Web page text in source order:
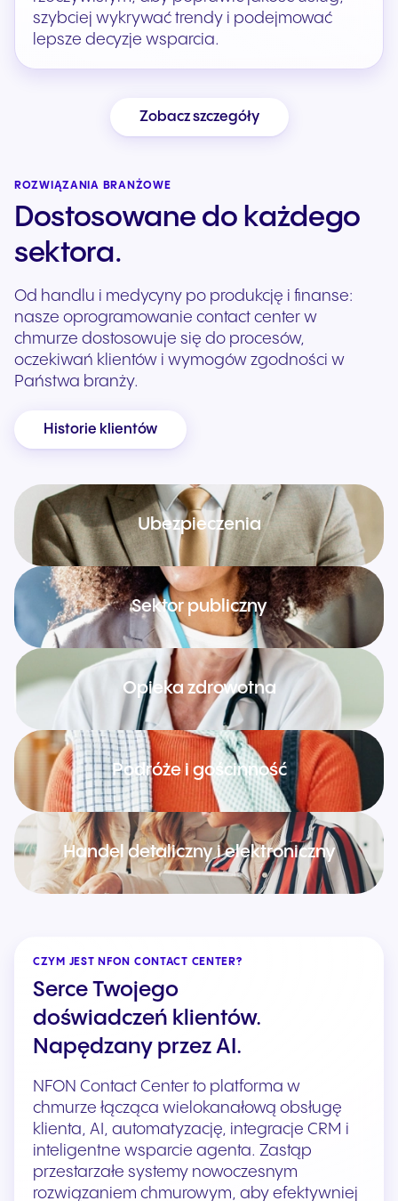
szybciej wykrywać trendy i podejmować
lepsze decyzje wsparcia.
Zobacz szczegóły
ROZWIĄZANIA BRANŻOWE
Dostosowane do każdego
sektora.
Od handlu i medycyny po produkcję i finanse:
nasze oprogramowanie contact center w
chmurze dostosowuje się do procesów,
oczekiwań klientów i wymogów zgodności w
Państwa branży.
Historie klientów
Ubezpieczenia
Sektor publiczny
Opieka zdrowotna
Podróże i gościnność
Handel detaliczny i elektroniczny
CZYM JEST NFON CONTACT CENTER?
Serce Twojego
doświadczeń klientów.
Napędzany przez AI.
NFON Contact Center to platforma w
chmurze łącząca wielokanałową obsługę
klienta, AI, automatyzację, integracje CRM i
inteligentne wsparcie agenta. Zastąp
przestarzałe systemy nowoczesnym
rozwiązaniem chmurowym, aby efektywniej